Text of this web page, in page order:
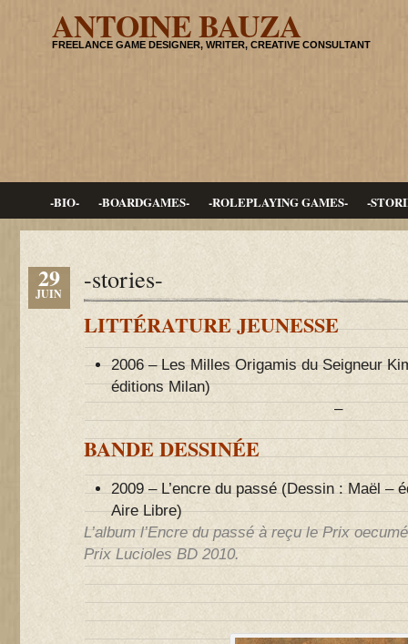
ANTOINE BAUZA
FREELANCE GAME DESIGNER, WRITER, CREATIVE CONSULTANT
-BIO- -BOARDGAMES- -ROLEPLAYING GAMES- -
29
JUIN -stories-
LITTÉRATURE JEUNESSE
2006 – Les Milles Origamis du Seigneur
éditions Milan)
–
BANDE DESSINÉE
2009 – L’encre du passé (Dessin : Maël –
Aire Libre)
L’album l’Encre du passé à reçu le Prix
Prix Lucioles BD 2010.